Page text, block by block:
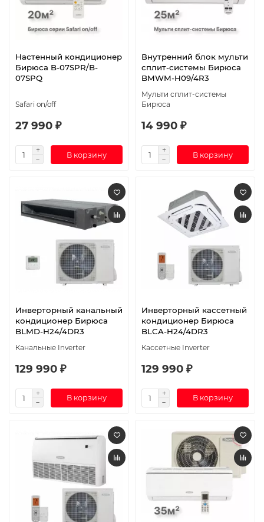
Настенный кондиционер
Бирюса B-07SPR/B-
07SPQ
Safari on/off
27 990 ₽
В корзину
Внутренний блок мульти
сплит-системы Бирюса
BMWM-H09/4R3
Мульти сплит-системы
Бирюса
14 990 ₽
В корзину
Инверторный канальный
кондиционер Бирюса
BLMD-H24/4DR3
Канальные Inverter
129 990 ₽
В корзину
Инверторный кассетный
кондиционер Бирюса
BLCA-H24/4DR3
Кассетные Inverter
129 990 ₽
В корзину